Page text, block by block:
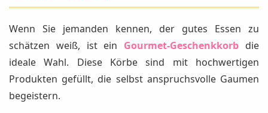
Wenn Sie jemanden kennen, der gutes Essen zu
schätzen weiß, ist ein Gourmet-Geschenkkorb die
ideale Wahl. Diese Körbe sind mit hochwertigen
Produkten gefüllt, die selbst anspruchsvolle Gaumen
begeistern.